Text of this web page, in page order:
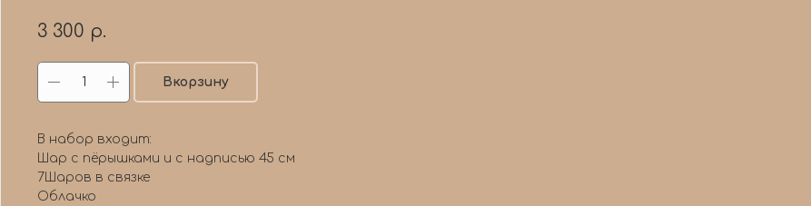
3 300 р.
Вкорзину
В набор входит:
Шар с пёрышками и с надписью 45 см
7Шаров в связке
Облачко